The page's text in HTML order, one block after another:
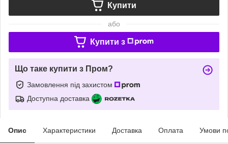
Купити
або
Купити з
Що таке купити з Пром?
Замовлення під захистом
Доступна доставка
Опис Характеристики Доставка Оплата Умови